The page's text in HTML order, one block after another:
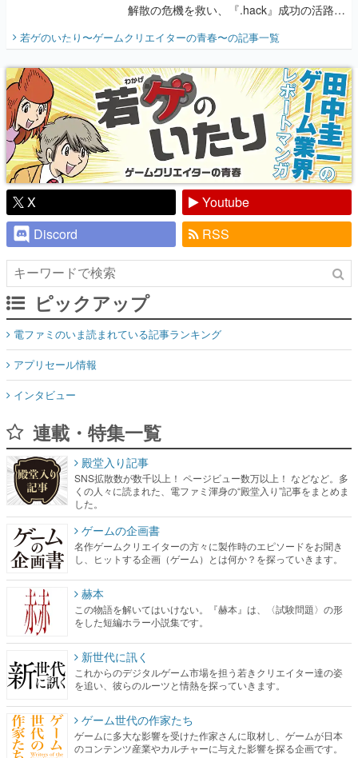
解散の危機を救い、『.hack』成功の活路を
開く。業界の快男児・松山 洋に流れる血は
『少年ジャンプ』色だった【若ゲのいた
り】
若ゲのいたり〜ゲームクリエイターの青春〜の記事一覧
X
Youtube
Discord
RSS
ピックアップ
電ファミのいま読まれている記事ランキング
アプリセール情報
インタビュー
連載・特集一覧
殿堂入り記事
SNS拡散数が数千以上！ ページビュー数万以上！ などなど。多
くの人々に読まれた、電ファミ渾身の“殿堂入り”記事をまとめま
した。
ゲームの企画書
名作ゲームクリエイターの方々に製作時のエピソードをお聞き
し、ヒットする企画（ゲーム）とは何か？を探っていきます。
赫本
この物語を解いてはいけない。『赫本』は、〈試験問題〉の形
をした短編ホラー小説集です。
新世代に訊く
これからのデジタルゲーム市場を担う若きクリエイター達の姿
を追い、彼らのルーツと情熱を探っていきます。
ゲーム世代の作家たち
ゲームに多大な影響を受けた作家さんに取材し、ゲームが日本
のコンテンツ産業やカルチャーに与えた影響を探る企画です。